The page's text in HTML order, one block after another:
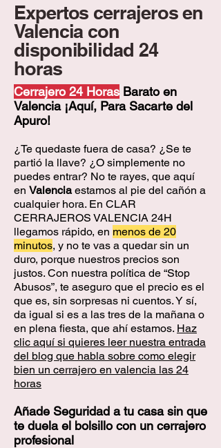
Expertos cerrajeros en
Valencia con
disponibilidad 24
horas
Cerrajero 24 Horas Barato en
Valencia ¡Aquí, Para Sacarte del
Apuro!
¿Te quedaste fuera de casa? ¿Se te
partió la llave? ¿O simplemente no
puedes entrar? No te rayes, que aquí
en Valenciaestamos al pie del cañón a
cualquier hora. En CLAR
CERRAJEROS VALENCIA 24H
llegamos rápido, en menos de 20
minutos, y no te vas a quedar sin un
duro, porque nuestros precios son
justos. Con nuestra política de “Stop
Abusos”, te aseguro que el precio es el
que es, sin sorpresas ni cuentos. Y sí,
da igual si es a las tres de la mañana o
en plena fiesta, que ahí estamos. Haz
clic aquí si quieres leer nuestra entrada
del blog que habla sobre como elegir
bien un cerrajero en valencia las 24
horas
Añade Seguridad a tu casa sin que
te duela el bolsillo con un cerrajero
profesional